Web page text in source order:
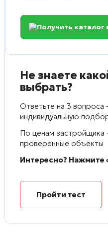
Получить каталог
Не знаете
выбрать?
Ответьте на 3 вопроса
индивидуальную
По ценам
проверенные объекты
Интересно? Нажмите
Пройти тест